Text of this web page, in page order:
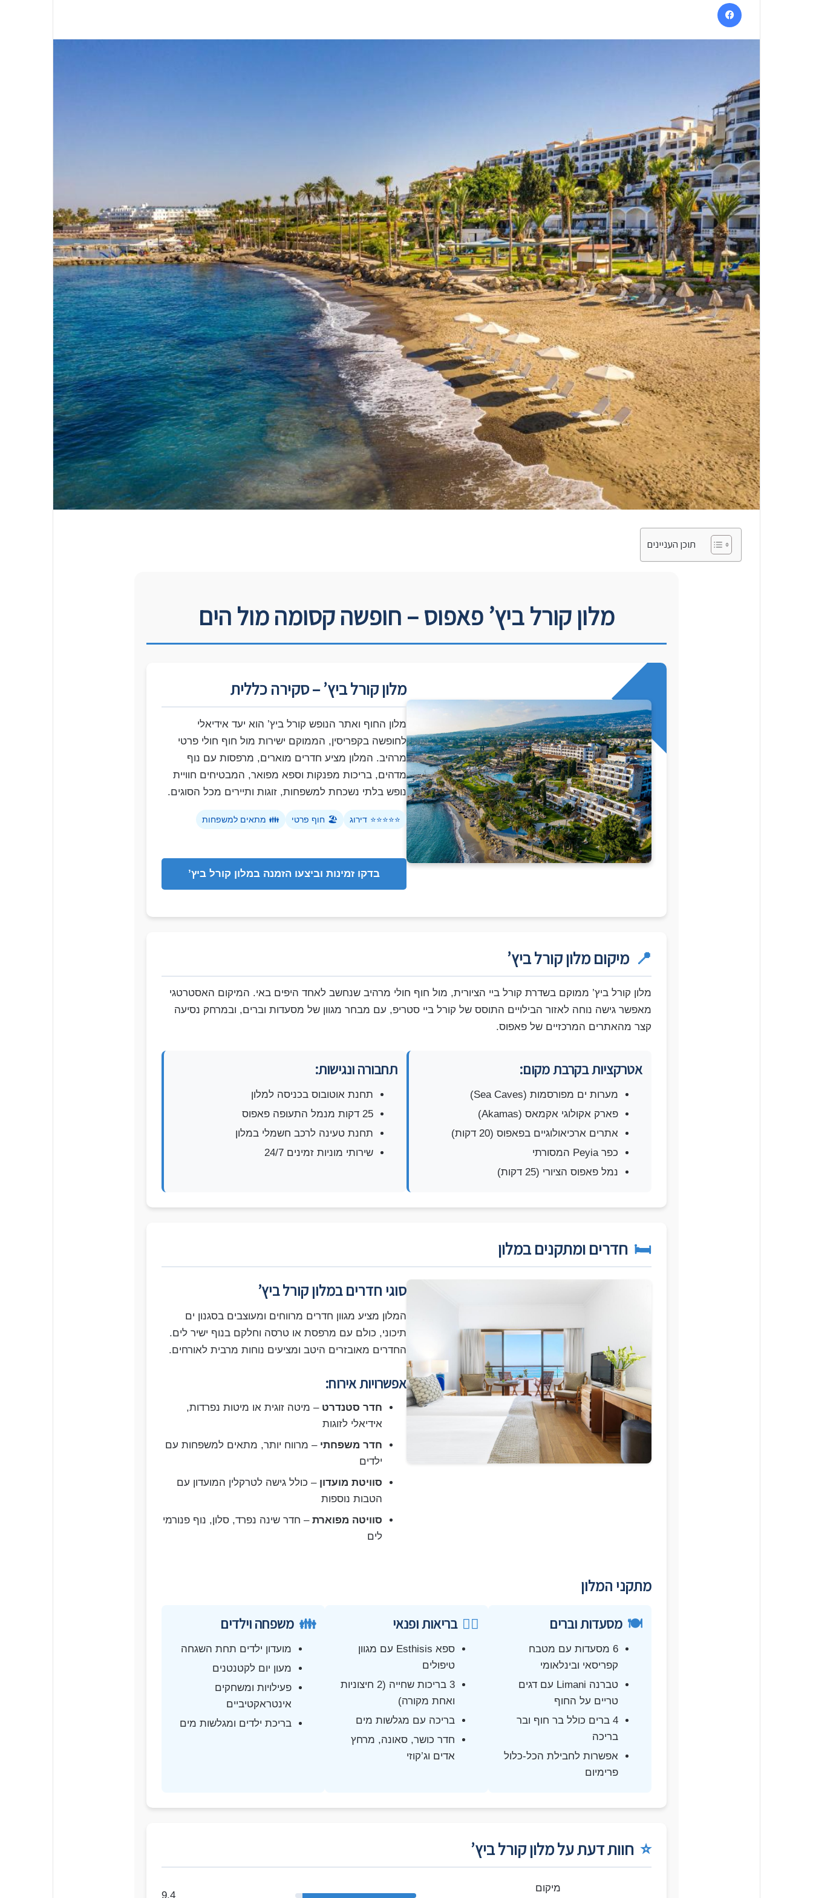
תוכן העניינים
מלון קורל ביץ’ פאפוס – חופשה קסומה מול הים
מלון קורל ביץ’ – סקירה כללית
מלון החוף ואתר הנופש קורל ביץ’ הוא יעד אידיאלי
לחופשה בקפריסין, הממוקם ישירות מול חוף חולי פרטי
מרהיב. המלון מציע חדרים מוארים, מרפסות עם נוף
מדהים, בריכות מפנקות וספא מפואר, המבטיחים חוויית
נופש בלתי נשכחת למשפחות, זוגות ותיירים מכל הסוגים.
⭐⭐⭐⭐⭐ דירוג 🏖️ חוף פרטי 👪 מתאים למשפחות
בדקו זמינות וביצעו הזמנה במלון קורל ביץ’
📍 מיקום מלון קורל ביץ’
מלון קורל ביץ’ ממוקם בשדרת קורל ביי הציורית, מול חוף חולי מרהיב שנחשב לאחד היפים באי. המיקום האסטרטגי
מאפשר גישה נוחה לאזור הבילויים התוסס של קורל ביי סטריפ, עם מבחר מגוון של מסעדות וברים, ובמרחק נסיעה
קצר מהאתרים המרכזיים של פאפוס.
אטרקציות בקרבת מקום:
מערות ים מפורסמות (Sea Caves)
פארק אקולוגי אקמאס (Akamas)
אתרים ארכיאולוגיים בפאפוס (20 דקות)
כפר Peyia המסורתי
נמל פאפוס הציורי (25 דקות)
תחבורה ונגישות:
תחנת אוטובוס בכניסה למלון
25 דקות מנמל התעופה פאפוס
תחנת טעינה לרכב חשמלי במלון
שירותי מוניות זמינים 24/7
🛏️ חדרים ומתקנים במלון
סוגי חדרים במלון קורל ביץ’
המלון מציע מגוון חדרים מרווחים ומעוצבים בסגנון ים
תיכוני, כולם עם מרפסת או טרסה וחלקם בנוף ישיר לים.
החדרים מאובזרים היטב ומציעים נוחות מרבית לאורחים.
אפשרויות אירוח:
חדר סטנדרט – מיטה זוגית או מיטות נפרדות,
אידיאלי לזוגות
חדר משפחתי – מרווח יותר, מתאים למשפחות עם
ילדים
סוויטת מועדון – כולל גישה לטרקלין המועדון עם
הטבות נוספות
סוויטה מפוארת – חדר שינה נפרד, סלון, נוף פנורמי
לים
מתקני המלון
🍽️ מסעדות וברים
6 מסעדות עם מטבח
קפריסאי ובינלאומי
טברנה Limani עם דגים
טריים על החוף
4 ברים כולל בר חוף ובר
בריכה
אפשרות לחבילת הכל-כלול
פרימיום
💆‍♂️ בריאות ופנאי
ספא Esthisis עם מגוון
טיפולים
3 בריכות שחייה (2 חיצוניות
ואחת מקורה)
בריכה עם מגלשות מים
חדר כושר, סאונה, מרחץ
אדים וג’קוזי
👪 משפחה וילדים
מועדון ילדים תחת השגחה
מעון יום לקטנטנים
פעילויות ומשחקים
אינטראקטיביים
בריכת ילדים ומגלשות מים
⭐ חוות דעת על מלון קורל ביץ’
מיקום
9.4